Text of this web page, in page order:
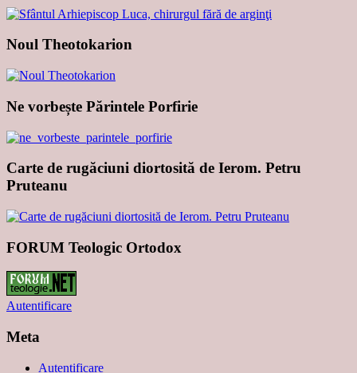
Noul Theotokarion
Ne vorbește Părintele Porfirie
Carte de rugăciuni diortosită de Ierom. Petru
Pruteanu
FORUM Teologic Ortodox
Autentificare
Meta
Autentificare